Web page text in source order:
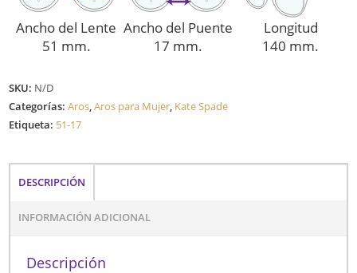
Ancho del Lente
51 mm.
Ancho del Puente
17 mm.
Longitud
140 mm.
SKU: N/D
Categorías:Aros,Aros para Mujer, Kate Spade
Etiqueta: 51-17
DESCRIPCIÓN
INFORMACIÓN ADICIONAL
Descripción